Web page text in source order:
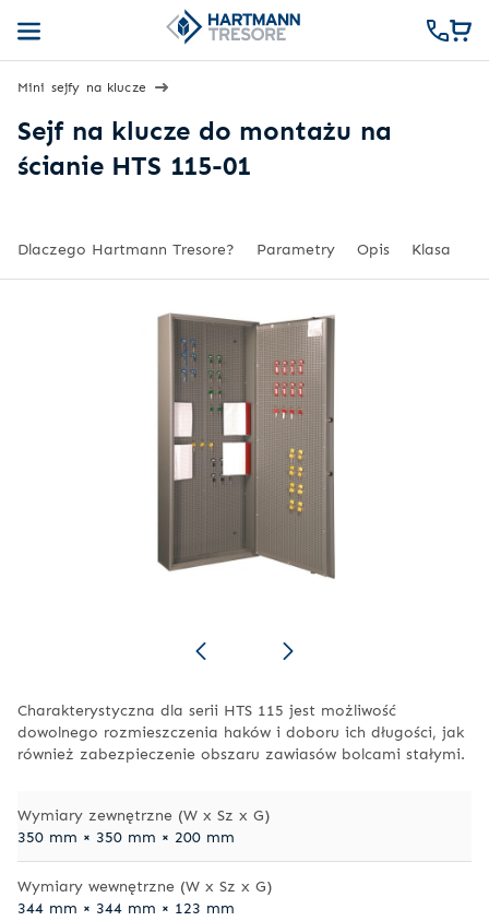
Mini sejfy na klucze
Sejf na klucze do montażu na
ścianie HTS 115-01
Charakterystyczna dla serii HTS 115 jest możliwość
dowolnego rozmieszczenia haków i doboru ich długości, jak
również zabezpieczenie obszaru zawiasów bolcami stałymi.
Wymiary zewnętrzne (W x Sz x G)
350 mm × 350 mm × 200 mm
Wymiary wewnętrzne (W x Sz x G)
344 mm × 344 mm × 123 mm
Dlaczego Hartmann Tresore? Parametry Opis Klasa